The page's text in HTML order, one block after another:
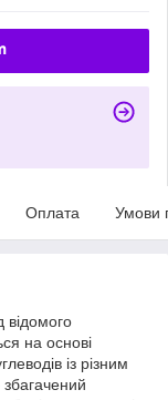
Оплата Умови
відомого
на основі
із різним